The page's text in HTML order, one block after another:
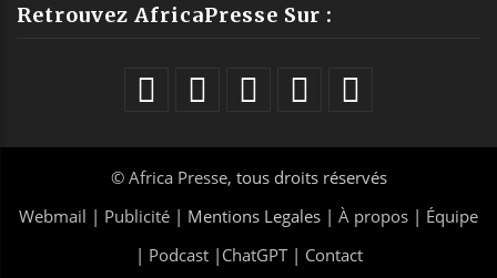
Retrouvez AfricaPresse Sur :
© Africa Presse, tous droits réservés
Webmail | Publicité | Mentions Legales | À propos | Équipe
| Podcast| ChatGPT| Contact